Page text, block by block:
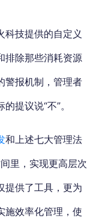
科技提供的自定义
排除那些消耗资源
警报机制，管理者
提议说“不”。
和上述七大管理法
里，实现更高层次
提供了工具，更为
施效率化管理，使